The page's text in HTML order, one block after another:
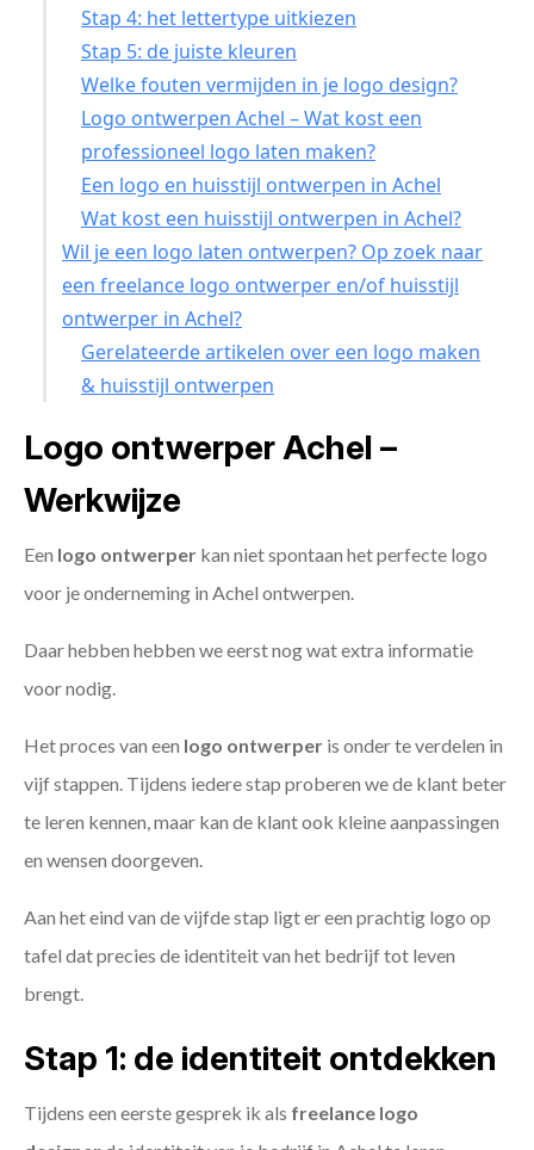
Stap 4: het lettertype uitkiezen
Stap 5: de juiste kleuren
Welke fouten vermijden in je logo design?
Logo ontwerpen Achel – Wat kost een
professioneel logo laten maken?
Een logo en huisstijl ontwerpen in Achel
Wat kost een huisstijl ontwerpen in Achel?
Wil je een logo laten ontwerpen? Op zoek naar
een freelance logo ontwerper en/of huisstijl
ontwerper in Achel?
Gerelateerde artikelen over een logo maken
& huisstijl ontwerpen
Logo ontwerper Achel –
Werkwijze
Een logo ontwerper kan niet spontaan het perfecte logo
voor je onderneming in Achel ontwerpen.
Daar hebben hebben we eerst nog wat extra informatie
voor nodig.
Het proces van een logo ontwerper is onder te verdelen in
vijf stappen. Tijdens iedere stap proberen we de klant beter
te leren kennen, maar kan de klant ook kleine aanpassingen
en wensen doorgeven.
Aan het eind van de vijfde stap ligt er een prachtig logo op
tafel dat precies de identiteit van het bedrijf tot leven
brengt.
Stap 1: de identiteit ontdekken
Tijdens een eerste gesprek ik als freelance logo